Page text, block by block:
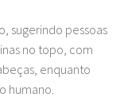
sugerindo pessoas
no topo, com
enquanto
humano.